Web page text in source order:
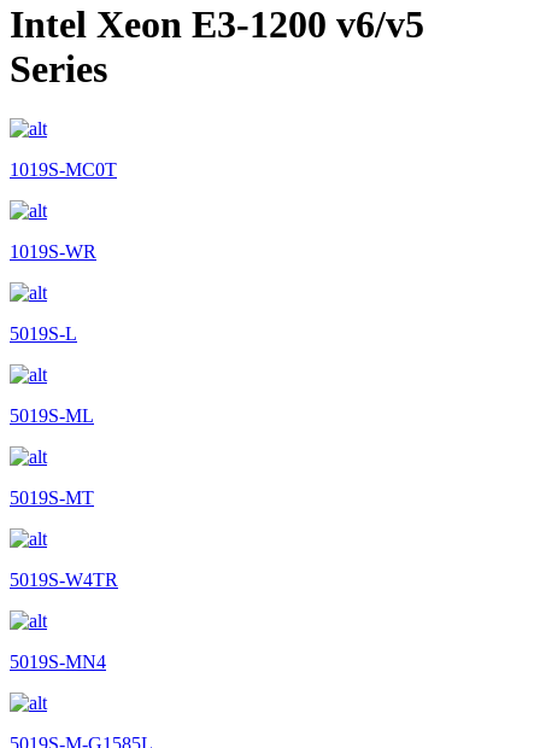
Intel Xeon E3-1200 v6/v5
Series
1019S-MC0T
1019S-WR
5019S-L
5019S-ML
5019S-MT
5019S-W4TR
5019S-MN4
5019S-M-G1585L